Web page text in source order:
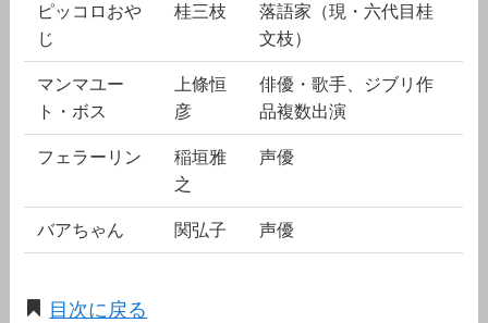
ピッコロおや
じ
桂三枝
落語家（現・六代目桂
文枝）
マンマユー
ト・ボス
上條恒
彦
俳優・歌手、ジブリ作
品複数出演
フェラーリン
稲垣雅
之
声優
バアちゃん 関弘子 声優
目次に戻る